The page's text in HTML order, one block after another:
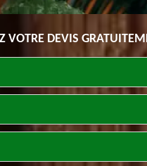
VOTRE DEVIS